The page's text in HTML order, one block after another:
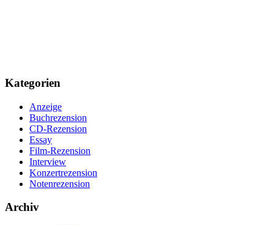
Kategorien
Anzeige
Buchrezension
CD-Rezension
Essay
Film-Rezension
Interview
Konzertrezension
Notenrezension
Archiv